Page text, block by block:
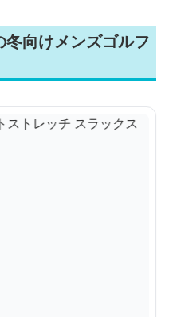
向けメンズゴルフ